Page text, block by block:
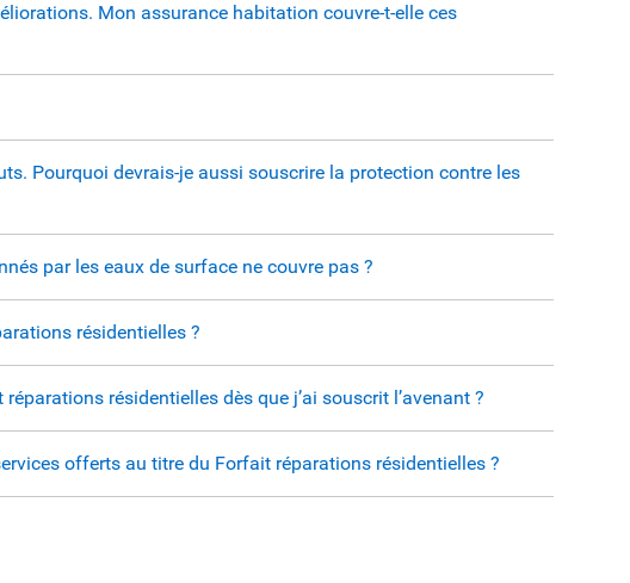
Mon assurance habitation couvre-t-elle ces
Pourquoi devrais-je aussi souscrire la protection contre les
par les eaux de surface ne couvre pas ?
résidentielles ?
résidentielles dès que j’ai souscrit l’avenant ?
offerts au titre du Forfait réparations résidentielles ?